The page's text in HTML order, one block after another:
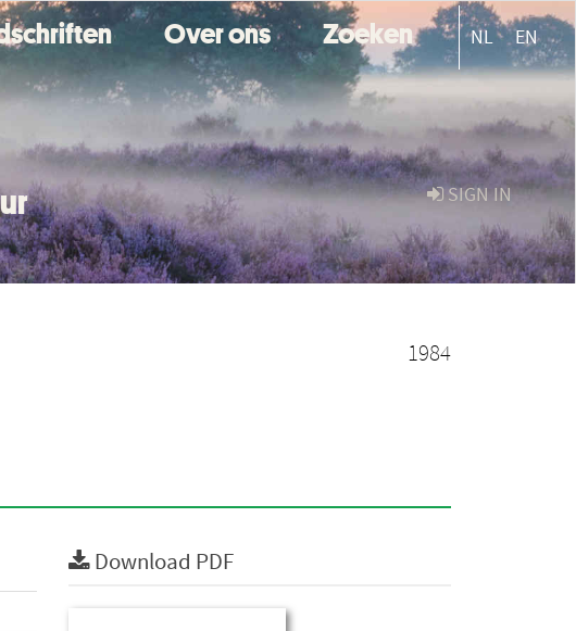
Over ons Zoeken NL EN
SIGN IN
1984
Download PDF